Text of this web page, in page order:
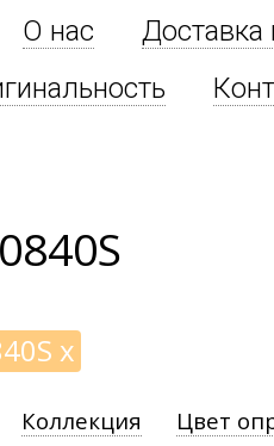
О нас
Доставка
x
Коллекция
Цвет